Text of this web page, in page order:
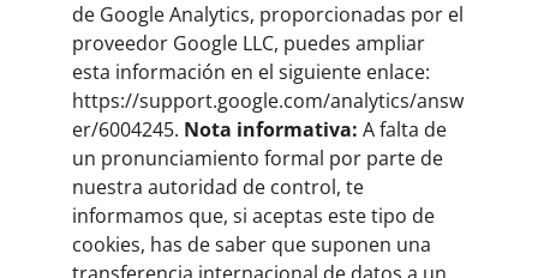
de Google Analytics, proporcionadas por el
proveedor Google LLC, puedes ampliar
esta información en el siguiente enlace:
https://support.google.com/analytics/answ
er/6004245. Nota informativa: A falta de
un pronunciamiento formal por parte de
nuestra autoridad de control, te
informamos que, si aceptas este tipo de
cookies, has de saber que suponen una